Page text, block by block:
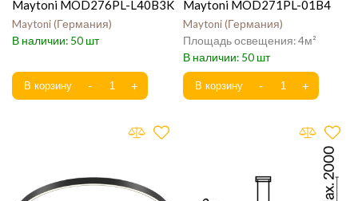
Maytoni MOD276PL-L40B3K
Maytoni Германия
50
Maytoni MOD271PL-01B4
Maytoni Германия
4
50